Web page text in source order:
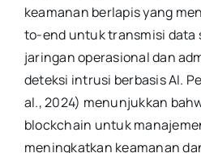
keamanan berlapis yang
to-end untuk transmisi data
jaringan operasional dan
deteksi intrusi berbasis AI.
al., 2024) menunjukkan
blockchain untuk
meningkatkan keamanan